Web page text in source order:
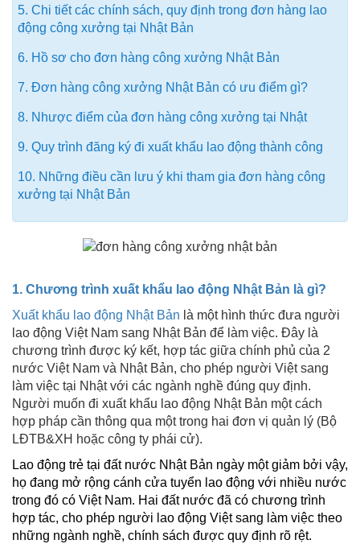
5. Chi tiết các chính sách, quy định trong đơn hàng lao
động công xưởng tại Nhật Bản
6. Hồ sơ cho đơn hàng công xưởng Nhật Bản
7. Đơn hàng công xưởng Nhật Bản có ưu điểm gì?
8. Nhược điểm của đơn hàng công xưởng tại Nhật
9. Quy trình đăng ký đi xuất khẩu lao động thành công
10. Những điều cần lưu ý khi tham gia đơn hàng công
xưởng tại Nhật Bản
1. Chương trình xuất khẩu lao động Nhật Bản là gì?
Xuất khẩu lao động Nhật Bản là một hình thức đưa người
lao động Việt Nam sang Nhật Bản để làm việc. Đây là
chương trình được ký kết, hợp tác giữa chính phủ của 2
nước Việt Nam và Nhật Bản, cho phép người Việt sang
làm việc tại Nhật với các ngành nghề đúng quy định.
Người muốn đi xuất khẩu lao động Nhật Bản một cách
hợp pháp cần thông qua một trong hai đơn vị quản lý (Bộ
LĐTB&XH hoặc công ty phái cử).
Lao động trẻ tại đất nước Nhật Bản ngày một giảm bởi vậy,
họ đang mở rộng cánh cửa tuyển lao động với nhiều nước
trong đó có Việt Nam. Hai đất nước đã có chương trình
hợp tác, cho phép người lao động Việt sang làm việc theo
những ngành nghề, chính sách được quy định rõ rệt.